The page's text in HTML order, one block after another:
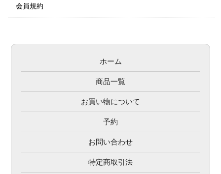
会員規約
ホーム
商品一覧
お買い物について
予約
お問い合わせ
特定商取引法